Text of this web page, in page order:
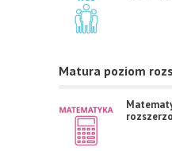
Matura poziom